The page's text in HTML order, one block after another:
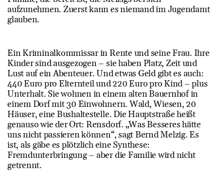
aufzunehmen. Zuerst kann es niemand im Jugendamt
glauben.
Ein Kriminalkommissar in Rente und seine Frau. Ihre
Kinder sind ausgezogen – sie haben Platz, Zeit und
Lust auf ein Abenteuer. Und etwas Geld gibt es auch:
440 Euro pro Elternteil und 220 Euro pro Kind – plus
Unterhalt. Sie wohnen in einem alten Bauernhof in
einem Dorf mit 30 Einwohnern. Wald, Wiesen, 20
Häuser, eine Bushaltestelle. Die Hauptstraße heißt
genauso wie der Ort: Rensdorf. „Was Besseres hätte
uns nicht passieren können“, sagt Bernd Melzig. Es
ist, als gäbe es plötzlich eine Synthese:
Fremdunterbringung – aber die Familie wird nicht
getrennt.